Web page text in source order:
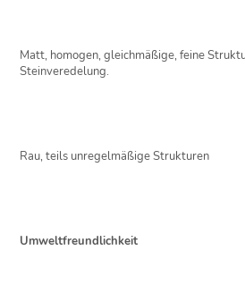
Matt, homogen, gleichmäßige, feine
Steinveredelung.
Rau, teils unregelmäßige Strukturen
Umweltfreundlichkeit